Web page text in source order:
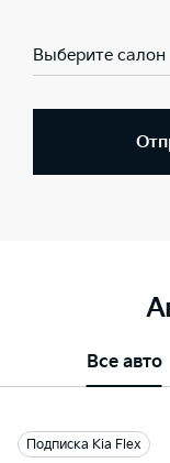
Выберите салон
Все авто
Подписка Kia Flex